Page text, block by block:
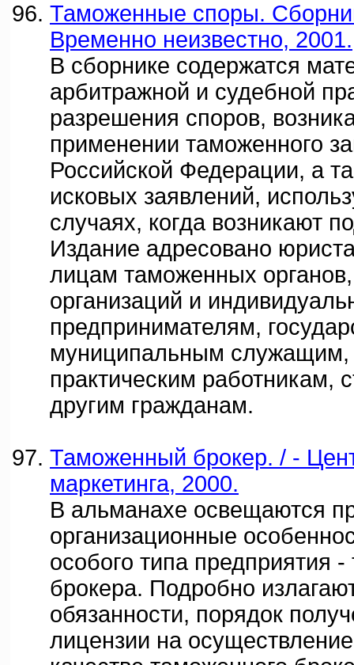
Таможенные споры.
Временно неизвестно, 2001.
В сборнике содержатся
арбитражной и судебной
разрешения споров,
применении таможенного
Российской Федерации, а
исковых заявлений,
случаях, когда возникают
Издание адресовано
лицам таможенных
организаций и
предпринимателям,
муниципальным
практическим работникам,
другим гражданам.
Таможенный брокер. / -
маркетинга, 2000.
В альманахе освещаются
организационные
особого типа предприятия
брокера. Подробно
обязанности, порядок
лицензии на